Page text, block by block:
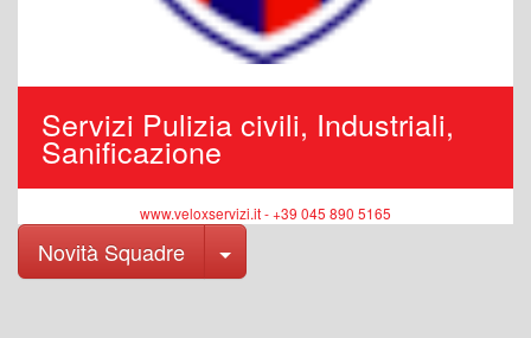
Servizi Pulizia civili, Industriali,
Sanificazione
www.veloxservizi.it - +39 045 890 5165
Novità Squadre Toggle Dropdown